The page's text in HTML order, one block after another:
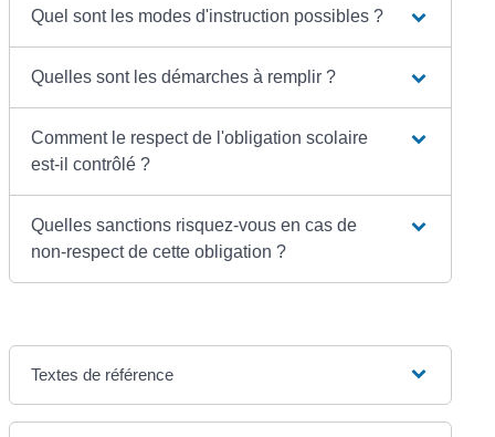
Quel sont les modes d'instruction possibles ?
Quelles sont les démarches à remplir ?
Comment le respect de l'obligation scolaire
est-il contrôlé ?
Quelles sanctions risquez-vous en cas de
non-respect de cette obligation ?
Textes de référence